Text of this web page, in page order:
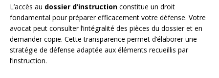
L’accès au dossier d’instruction constitue un droit
fondamental pour préparer efficacement votre défense. Votre
avocat peut consulter l’intégralité des pièces du dossier et en
demander copie. Cette transparence permet d’élaborer une
stratégie de défense adaptée aux éléments recueillis par
l’instruction.